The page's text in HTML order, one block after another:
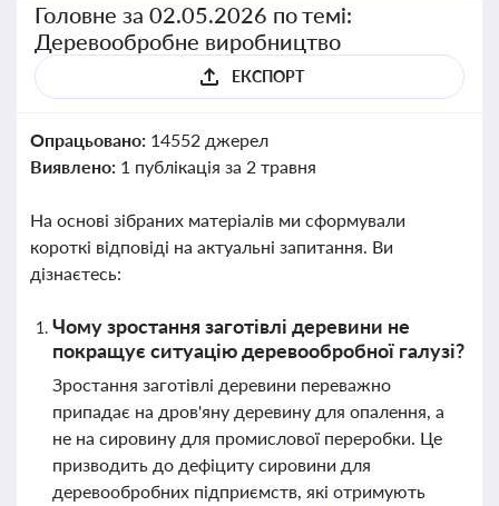
Головне за 02.05.2026 по темі:
Деревообробне виробництво
ЕКСПОРТ
Опрацьовано: 14552 джерел
Виявлено: 1 публікація за 2 травня
На основі зібраних матеріалів ми сформували
короткі відповіді на актуальні запитання. Ви
дізнаєтесь:
Чому зростання заготівлі деревини не
покращує ситуацію деревообробної галузі?
Зростання заготівлі деревини переважно
припадає на дров'яну деревину для опалення, а
не на сировину для промислової переробки. Це
призводить до дефіциту сировини для
деревообробних підприємств, які отримують